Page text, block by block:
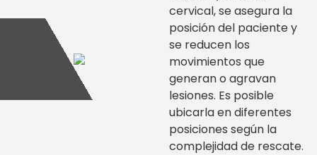
cervical, se asegura la
posición del paciente y
se reducen los
movimientos que
generan o agravan
lesiones. Es posible
ubicarla en diferentes
posiciones según la
complejidad de rescate.